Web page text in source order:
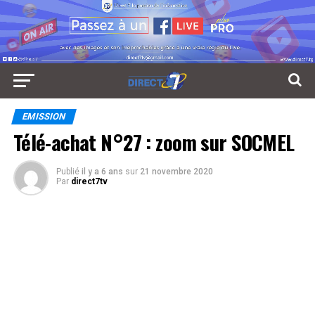
EMISSION
Télé-achat N°27 : zoom sur SOCMEL
Publié il y a 6 ans sur 21 novembre 2020
Par direct7tv